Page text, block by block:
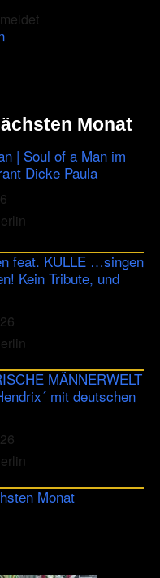
Monat
| Soul of a Man im
Dicke Paula
feat. KULLE …singen
Kein Tribute, und
MÄNNERWELT
mit deutschen
Monat